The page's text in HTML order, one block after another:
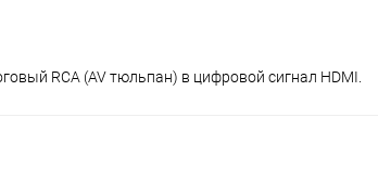
RCA (AV тюльпан) в цифровой сигнал HDMI.